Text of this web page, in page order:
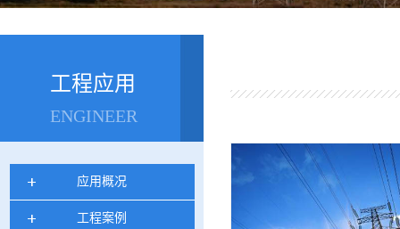
工程应用
ENGINEER
应用概况
工程案例